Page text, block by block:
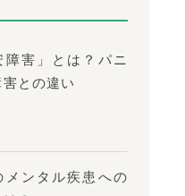
障害」とは？パニ
害との違い
メンタル疾患への